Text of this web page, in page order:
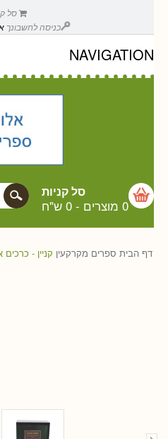
סל
כניסה לחשבונך
NAVIGATION
סל קניות
0 מוצרים - 0 ש"ח
דף הבית ספרים מקרקעין קניין -